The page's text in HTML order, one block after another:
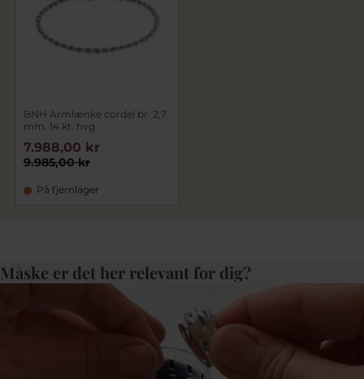
BNH Armlænke cordel br. 2,7
mm. 14 kt. hvg.
9.985,00 kr
7.988,00 kr
På fjernlager
Måske er det her relevant for dig?